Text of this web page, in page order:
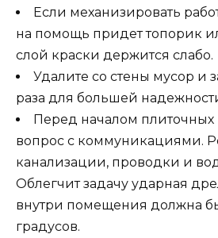
Если механизировать
на помощь придет топорик
слой краски держится слабо.
Удалите со стены мусор и
раза для большей
Перед началом плиточных
вопрос с коммуникациями.
канализации, проводки и
Облегчит задачу ударная
внутри помещения должна
градусов.